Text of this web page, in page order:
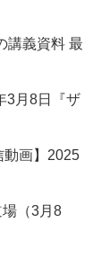
講義資料 最
3月8日『ザ
動画】2025
場（3月8